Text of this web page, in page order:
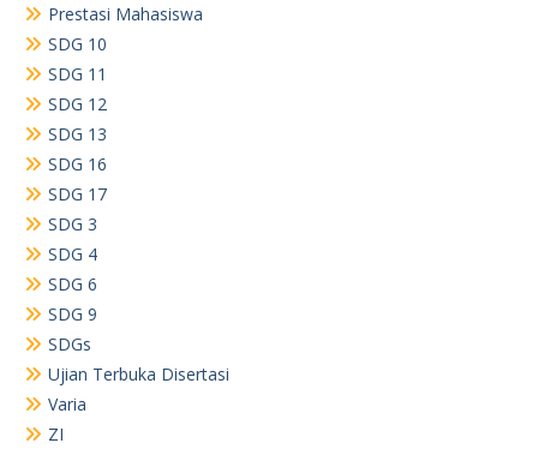
Prestasi Mahasiswa
SDG 10
SDG 11
SDG 12
SDG 13
SDG 16
SDG 17
SDG 3
SDG 4
SDG 6
SDG 9
SDGs
Ujian Terbuka Disertasi
Varia
ZI